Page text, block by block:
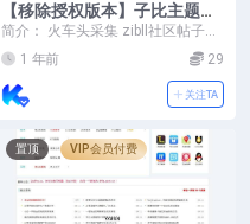
【移除授权版本】子比主题综
合插件-八合一：砍价、团购、
抽奖、统计、工单等
简介： 火车头采集 zibll社区帖子发
布接口 在用之前，推荐把网站php
版本改...
1 年前 29
关注TA
置顶 VIP会员付费